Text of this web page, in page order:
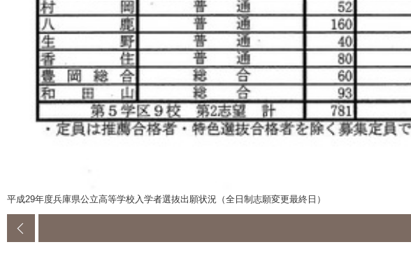
平成29年度兵庫県公立高等学校入学者選抜出願状況（全日制志願変更最終日）